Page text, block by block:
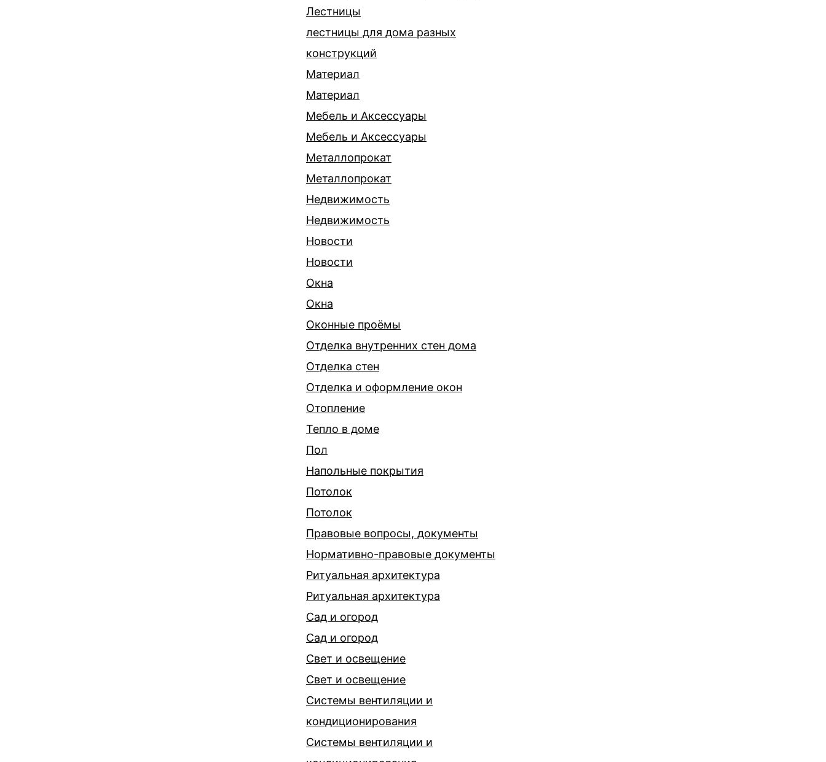
Лестницы
лестницы для дома разных
конструкций
Материал
Материал
Мебель и Аксессуары
Мебель и Аксессуары
Металлопрокат
Металлопрокат
Недвижимость
Недвижимость
Новости
Новости
Окна
Окна
Оконные проёмы
Отделка внутренних стен дома
Отделка стен
Отделка и оформление окон
Отопление
Тепло в доме
Пол
Напольные покрытия
Потолок
Потолок
Правовые вопросы, документы
Нормативно-правовые документы
Ритуальная архитектура
Ритуальная архитектура
Сад и огород
Сад и огород
Свет и освещение
Свет и освещение
Системы вентиляции и
кондиционирования
Системы вентиляции и